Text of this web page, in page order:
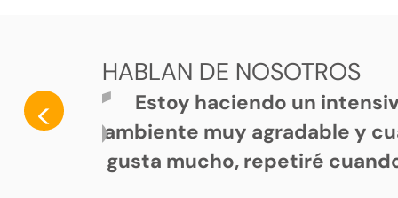
HABLAN DE NOSOTROS
<
Estoy haciendo un
ambiente muy agradable y
gusta mucho, repetiré